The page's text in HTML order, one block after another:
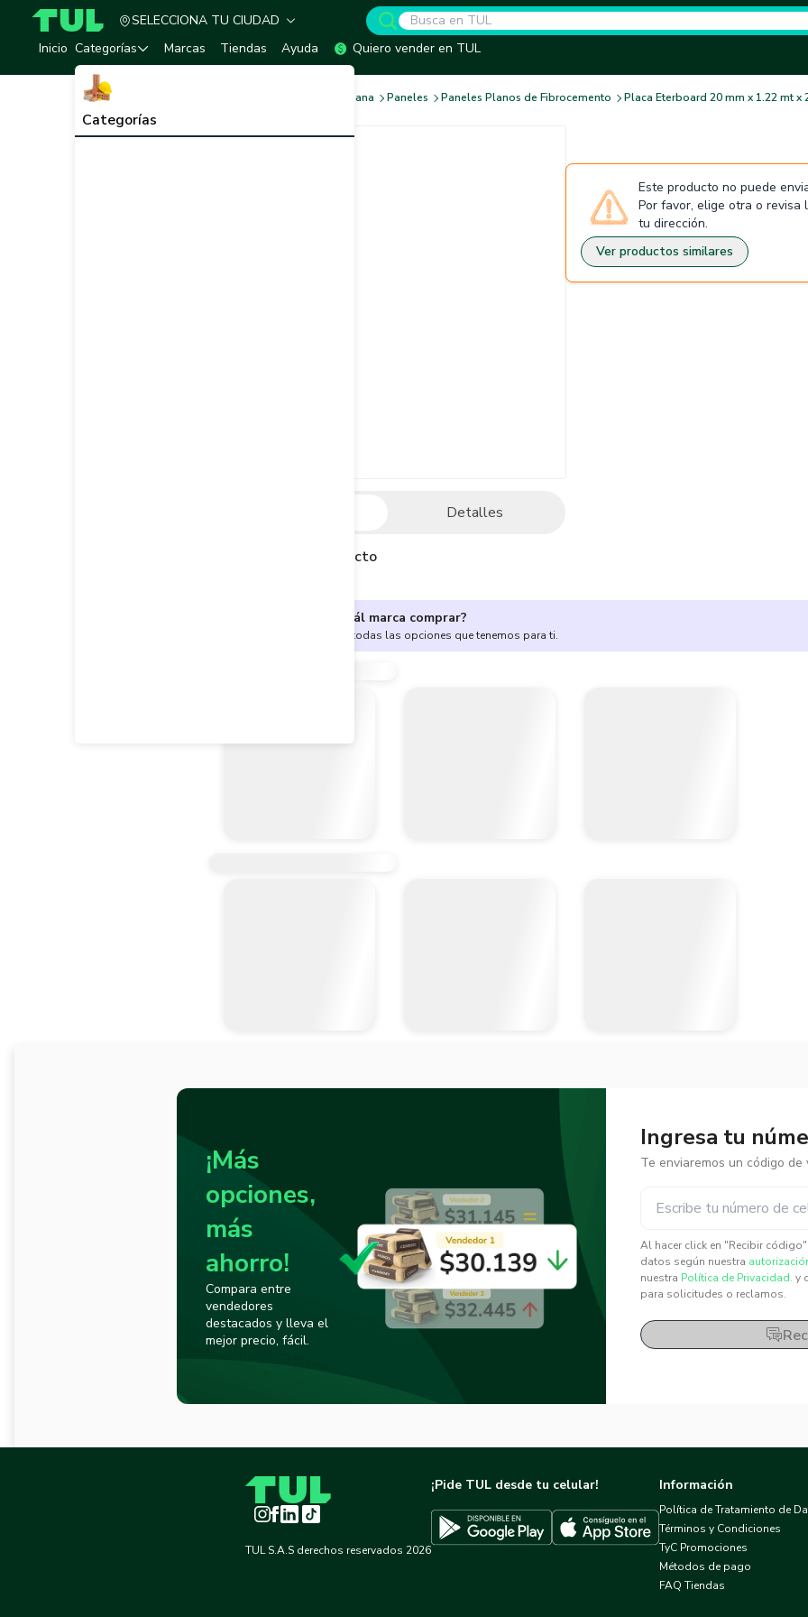
TUL - Tu Marketplace de Construcción
SELECCIONA TU CIUDAD
Inicio Categorías
Categorías
Marcas Tiendas Ayuda Quiero vender en TUL
Sistema de Construccion Liviana Paneles Paneles Planos de Fibrocemento Placa Eterboard 20 mm x 1.22 mt x
Detalles
Descripción del producto
Este producto no puede
Por favor, elige otra o revisa
tu dirección.
Ver productos similares
¿No sabes cuál marca comprar?
Encuentra aquí todas las opciones que tenemos para ti.
¡Más
opciones,
más
ahorro!
Compara entre
vendedores
destacados y lleva el
mejor precio, fácil.
Ingresa tu
Te enviaremos un código de
Al hacer click en "Recibir
datos según nuestra
nuestra Política de Privacidad. y
para solicitudes o reclamos.
Instagram
Facebook
LinkedInTikTok
TUL S.A.S derechos reservados 2026
¡Pide TUL desde tu celular!
Descargar TUL en Google PlayDescargar TUL en App Store
Información
Política de Tratamiento de
Términos y Condiciones
TyC Promociones
Métodos de pago
FAQ Tiendas